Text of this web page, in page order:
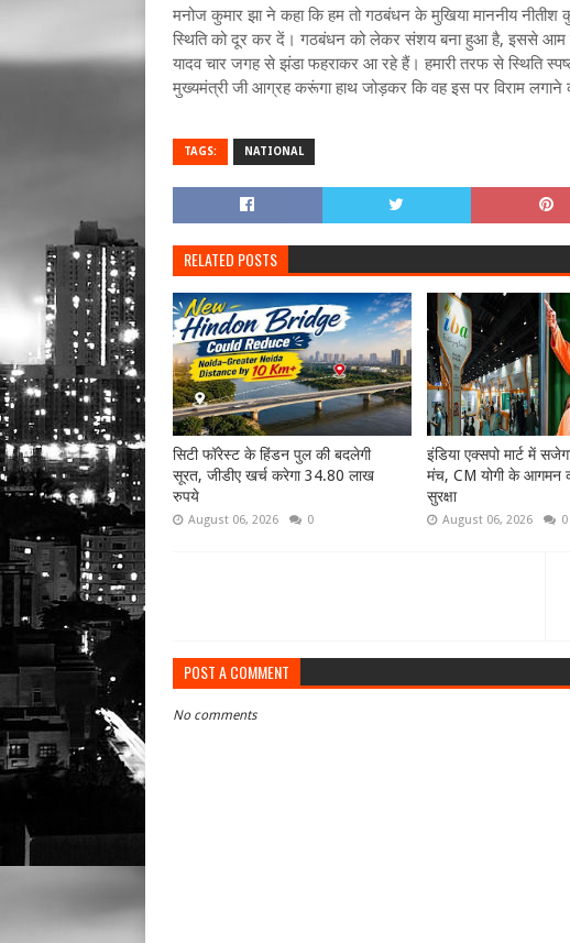
मनोज कुमार झा ने कहा कि हम तो गठबंधन के मुखिया माननीय
स्थिति को दूर कर दें। गठबंधन को लेकर संशय बना हुआ है, इससे आम
यादव चार जगह से झंडा फहराकर आ रहे हैं। हमारी तरफ से स्थिति
मुख्यमंत्री जी आग्रह करूंगा हाथ जोड़कर कि वह इस पर विराम लगाने
TAGS: NATIONAL
RELATED POSTS
सिटी फॉरेस्ट के हिंडन पुल की बदलेगी
सूरत, जीडीए खर्च करेगा 34.80 लाख
रुपये
August 06, 2026 0
इंडिया एक्सपो मार्ट में
मंच, CM योगी के आगमन
सुरक्षा
August 06, 2026 0
POST A COMMENT
No comments